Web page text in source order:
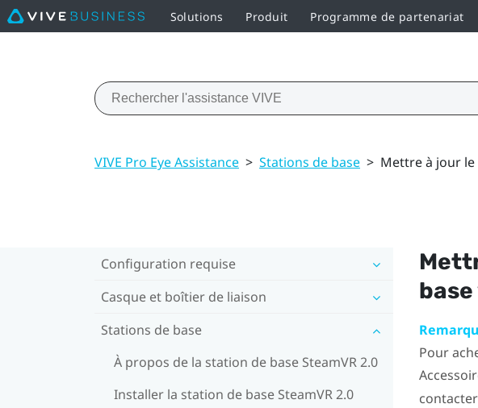
Solutions Produit Programme de partenariat
VIVE Pro Eye Assistance > Stations de base > Mettre à jour
Configuration requise
Casque et boîtier de liaison
Stations de base
À propos de la station de base SteamVR 2.0
Installer la station de base SteamVR 2.0
base
Pour